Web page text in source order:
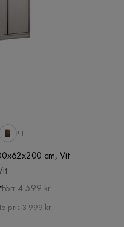
+1
cm, Vit
Pris
Original
Pris
Förr 4 599 kr
pris 3 999 kr